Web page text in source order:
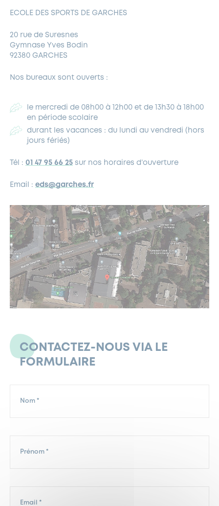
Activités Printemps
Activités Eté
Documents à télécharger
ECOLE DES SPORTS DE GARCHES
20 rue de Suresnes
Gymnase Yves Bodin
92380 GARCHES
Nos bureaux sont ouverts :
le mercredi de 08h00 à 12h00 et de 13h30 à 18h00
en période scolaire
durant les vacances : du lundi au vendredi (hors
jours fériés)
Tél : 01 47 95 66 25 sur nos horaires d’ouverture
Email : eds@garches.fr
CONTACTEZ-NOUS VIA LE
FORMULAIRE
(NÉCESSAIRE)
(NÉCESSAIRE)
MAIL